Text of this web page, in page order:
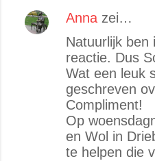
Anna zei…
Natuurlijk ben
reactie. Dus
Wat een leuk
geschreven
Compliment!
Op
en Wol in
te helpen die